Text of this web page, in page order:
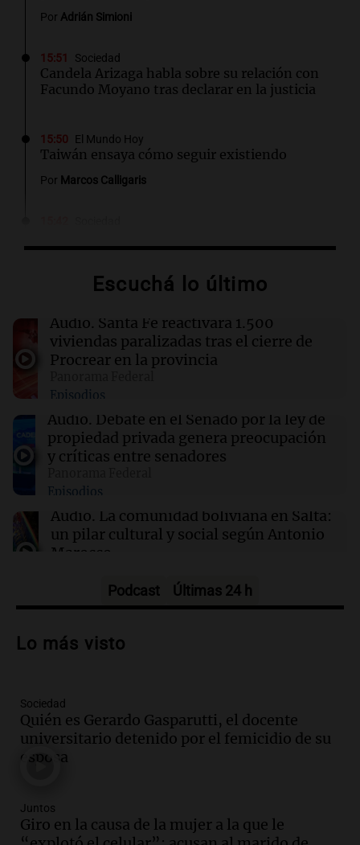
Por Adrián Simioni
15:51 Sociedad
Candela Arizaga habla sobre su relación con
Facundo Moyano tras declarar en la justicia
15:50 El Mundo Hoy
Taiwán ensaya cómo seguir existiendo
Por Marcos Calligaris
forma virtual en la sesión del Senado
Gobernar también es explicar
PorSergio Suppo
Dos detenidos tras tiroteo en el consulado de
EE. U. en Toronto
15:36 Mundo
genéticas en la WTA y la comunidad trans
Escuchá lo último
Audio. Santa Fe reactivará 1.500
viviendas paralizadas tras el cierre de
Procrear en la provincia
Episodios
Audio. Debate en el Senado por la ley de
propiedad privada genera preocupación
y críticas entre senadores
Episodios
Audio. La comunidad boliviana en Salta:
un pilar cultural y social según Antonio
Marocco
Audio.Ordenan el reintegro de dos
custodia en Salta
Audio.
privada: el ruido que tapa cosas
importantes
Editorial
Audio.
niños con cáncer reciban regalos por el
Podcast Últimas 24 h
Lo más visto
Sociedad
Quién es Gerardo Gasparutti, el docente
universitario detenido por el femicidio de su
esposa
Juntos
Giro en la causa de la mujer a la que le